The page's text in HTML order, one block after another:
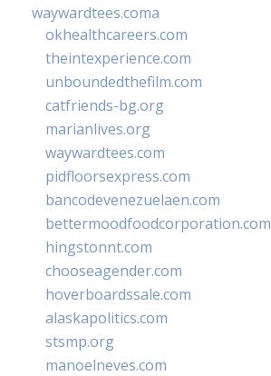
waywardtees.coma
okhealthcareers.com
theintexperience.com
unboundedthefilm.com
catfriends-bg.org
marianlives.org
waywardtees.com
pidfloorsexpress.com
bancodevenezuelaen.com
bettermoodfoodcorporation.com
hingstonnt.com
chooseagender.com
hoverboardssale.com
alaskapolitics.com
stsmp.org
manoelneves.com